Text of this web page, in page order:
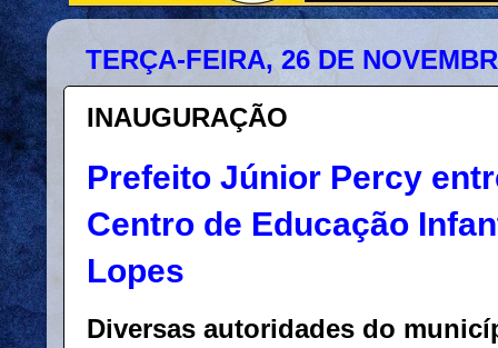
TERÇA-FEIRA, 26 DE
INAUGURAÇÃO
Prefeito Júnior Percy
Centro de Educação
Lopes
Diversas autoridades do